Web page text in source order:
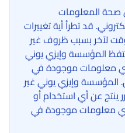
صحة المعلومات
قد تطرأ أية تغييرات
لآخر بسبب ظروف غير
المؤسسة وإيزي يوني
معلومات موجودة في
وإيزي يوني غير
عن أي استخدام أو
معلومات موجودة في